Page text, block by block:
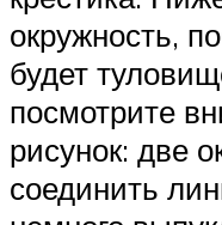
окружность,
будет
посмотрите
рисунок: две
соединить